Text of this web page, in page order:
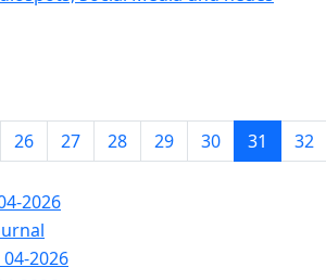
26 27 28 29 30 31 32